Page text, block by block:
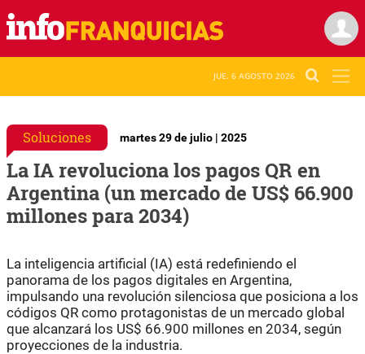
JUE. 6 AGOSTO 2026
Soluciones martes 29 de julio | 2025
La IA revoluciona los pagos QR en
Argentina (un mercado de US$ 66.900
millones para 2034)
La inteligencia artificial (IA) está redefiniendo el
panorama de los pagos digitales en Argentina,
impulsando una revolución silenciosa que posiciona a los
códigos QR como protagonistas de un mercado global
que alcanzará los US$ 66.900 millones en 2034, según
proyecciones de la industria.